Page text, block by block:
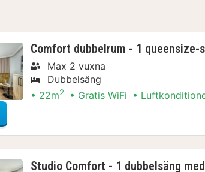
Comfort dubbelrum - 1 queensize-
Max 2 vuxna
Dubbelsäng
22m2 Gratis WiFi
Studio Comfort - 1 dubbelsäng